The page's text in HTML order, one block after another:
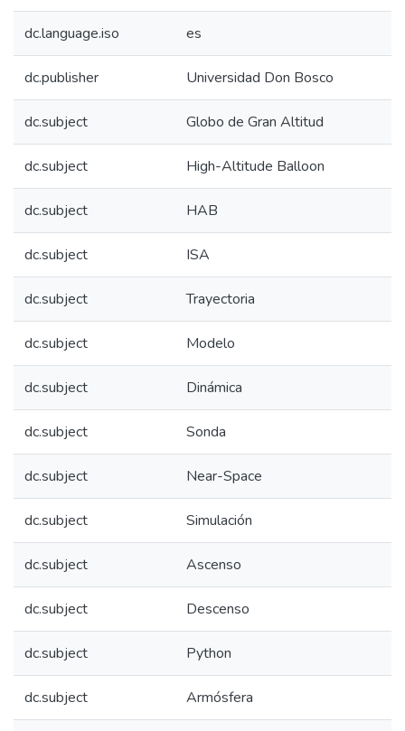
dc.language.iso es
dc.publisher Universidad Don Bosco
dc.subject Globo de Gran Altitud
dc.subject High-Altitude Balloon
dc.subject HAB
dc.subject ISA
dc.subject Trayectoria
dc.subject Modelo
dc.subject Dinámica
dc.subject Sonda
dc.subject Near-Space
dc.subject Simulación
dc.subject Ascenso
dc.subject Descenso
dc.subject Python
dc.subject Armósfera